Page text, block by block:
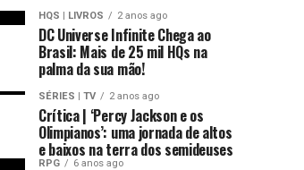
HQS | LIVROS 2 anos ago
DC Universe Infinite Chega ao
Brasil: Mais de 25 mil HQs na
palma da sua mão!
SÉRIES | TV 2 anos ago
Crítica | ‘Percy Jackson e os
Olimpianos’: uma jornada de altos
e baixos na terra dos semideuses
RPG 6 anos ago